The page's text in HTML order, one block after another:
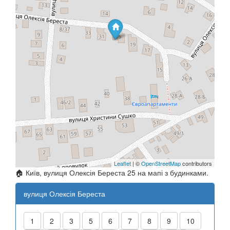
Leaflet | ©OpenStreetMapcontributors
🏠 Київ, вулиця Олексія Береста 25 на мапі з будинками.
вулиця Олексія Береста
1 2 3 5 6 7 8 9 10